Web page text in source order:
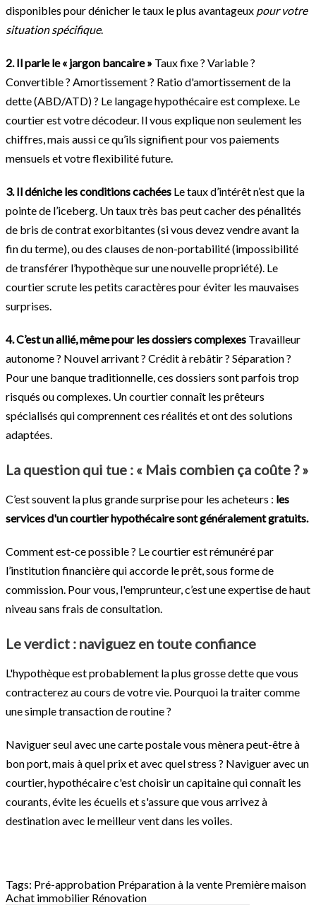
disponibles pour dénicher le taux le plus avantageux pour votre
situation spécifique.
2. Il parle le « jargon bancaire » Taux fixe ? Variable ?
Convertible ? Amortissement ? Ratio d'amortissement de la
dette (ABD/ATD) ? Le langage hypothécaire est complexe. Le
courtier est votre décodeur. Il vous explique non seulement les
chiffres, mais aussi ce qu’ils signifient pour vos paiements
mensuels et votre flexibilité future.
3. Il déniche les conditions cachées Le taux d’intérêt n’est que la
pointe de l’iceberg. Un taux très bas peut cacher des pénalités
de bris de contrat exorbitantes (si vous devez vendre avant la
fin du terme), ou des clauses de non-portabilité (impossibilité
de transférer l’hypothèque sur une nouvelle propriété). Le
courtier scrute les petits caractères pour éviter les mauvaises
surprises.
4. C’est un allié, même pour les dossiers complexes Travailleur
autonome ? Nouvel arrivant ? Crédit à rebâtir ? Séparation ?
Pour une banque traditionnelle, ces dossiers sont parfois trop
risqués ou complexes. Un courtier connaît les prêteurs
spécialisés qui comprennent ces réalités et ont des solutions
adaptées.
La question qui tue : « Mais combien ça coûte ? »
C’est souvent la plus grande surprise pour les acheteurs : les
services d'un courtier hypothécaire sont généralement gratuits.
Comment est-ce possible ? Le courtier est rémunéré par
l’institution financière qui accorde le prêt, sous forme de
commission. Pour vous, l'emprunteur, c’est une expertise de haut
niveau sans frais de consultation.
Le verdict : naviguez en toute confiance
L'hypothèque est probablement la plus grosse dette que vous
contracterez au cours de votre vie. Pourquoi la traiter comme
une simple transaction de routine ?
Naviguer seul avec une carte postale vous mènera peut-être à
bon port, mais à quel prix et avec quel stress ? Naviguer avec un
courtier, hypothécaire c'est choisir un capitaine qui connaît les
courants, évite les écueils et s'assure que vous arrivez à
destination avec le meilleur vent dans les voiles.
Tags: Pré-approbation Préparation à la vente Première maison
Achat immobilier Rénovation